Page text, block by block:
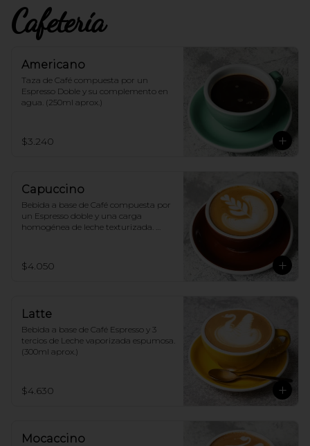
Cafetería
Americano
Taza de Café compuesta por un
Espresso Doble y su complemento en
agua. (250ml aprox.)
$3.240
Capuccino
Bebida a base de Café compuesta por
un Espresso doble y una carga
homogénea de leche texturizada.
$4.050
Latte
Bebida a base de Café Espresso y 3
tercios de Leche vaporizada espumosa.
(300ml aprox.)
$4.630
Mocaccino